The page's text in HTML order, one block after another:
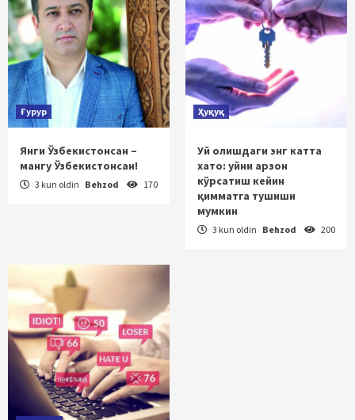
Ғурур
Янги Ўзбекистонсан –
мангу Ўзбекистонсан!
3 kun oldin Behzod 170
Ҳуқуқ
Уй олишдаги энг катта
хато: уйни арзон
кўрсатиш кейин
қимматга тушиши
мумкин
3 kun oldin Behzod 200